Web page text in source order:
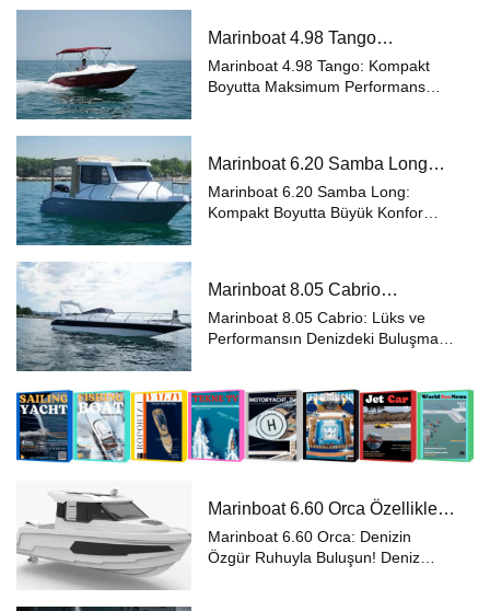
premium donanımıyla küçük
boyutlarda büyük konfor ...
Marinboat 4.98 Tango
Özellikleri ve Fiyatları – A Sınıfı
Kompakt Tekne
Marinboat 4.98 Tango: Kompakt
Boyutta Maksimum Performans
sertifikasyonu ve pratik tasarımıyla
hem günlük ku...
Marinboat 6.20 Samba Long
Özellikleri ve Fiyatları – A Sınıfı
Kompakt Tekne
Marinboat 6.20 Samba Long:
Kompakt Boyutta Büyük Konfor
tasarımıyla hem kıyı seyirlerinde
hem de açık denizde...
Marinboat 8.05 Cabrio
Özellikleri ve Fiyatları – A Sınıfı
Lüks Tekne
Marinboat 8.05 Cabrio: Lüks ve
Performansın Denizdeki Buluşması
sınıfı sertifikasyonu ve şık
tasarımıyla açık denizlerin
vazgeçilmez seçeneği. Dışt...
Marinboat 6.60 Orca Özellikleri
ve Fiyatları – Dıştan Takmalı
Lüks Tekne
Marinboat 6.60 Orca: Denizin
Özgür Ruhuyla Buluşun! Deniz